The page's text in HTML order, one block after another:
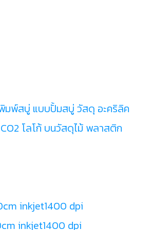
มพ์สบู่ แบบปั้มสบู่ วัสดุ อะคริลิค
โลโก้ บนวัสดุไม้ พลาสติก
inkjet1400 dpi
inkjet1400 dpi